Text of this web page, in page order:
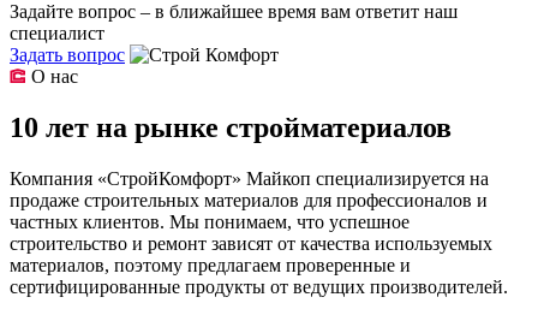
Задайте вопрос – в ближайшее время вам ответит наш
специалист
Задать вопрос
О нас
10 лет на рынке стройматериалов
Компания «СтройКомфорт» Майкоп специализируется на
продаже строительных материалов для профессионалов и
частных клиентов. Мы понимаем, что успешное
строительство и ремонт зависят от качества используемых
материалов, поэтому предлагаем проверенные и
сертифицированные продукты от ведущих производителей.